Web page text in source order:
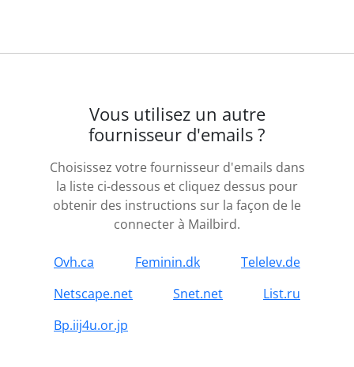
Vous utilisez un autre
fournisseur d'emails ?
Choisissez votre fournisseur d'emails dans
la liste ci-dessous et cliquez dessus pour
obtenir des instructions sur la façon de le
connecter à Mailbird.
Ovh.ca Feminin.dk
Telelev.de
Netscape.net
Snet.net
List.ru
Bp.iij4u.or.jp